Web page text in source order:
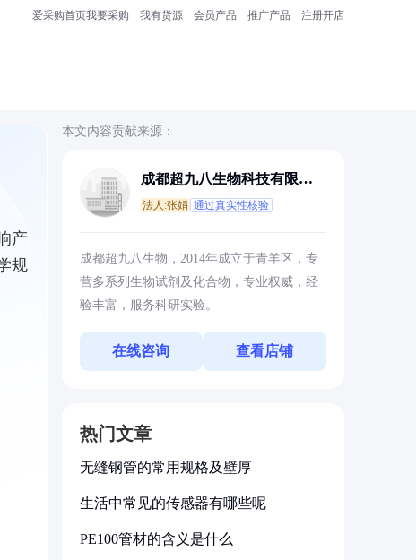
爱采购首页我要采购 我有货源 会员产品 推广产品 注册开店
产
规
本文内容贡献来源：
成都超九八生物科技有限公
法人:张娟 通过真实性核验
成都超九八生物，2014年成立于青羊区，专
营多系列生物试剂及化合物，专业权威，经
验丰富，服务科研实验。
在线咨询 查看店铺
热门文章
无缝钢管的常用规格及壁厚
生活中常见的传感器有哪些呢
PE100管材的含义是什么